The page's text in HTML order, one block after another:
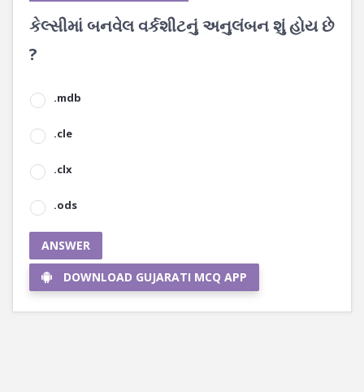
કેલ્સીમાં બનવેલ વર્કશીટનું અનુલંબન શું હોય છે
?
.mdb
.cle
.clx
.ods
ANSWER
DOWNLOAD GUJARATI MCQ APP